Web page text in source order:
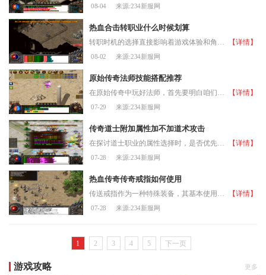
08-04 来源:234新服网
热血合击转职业什么时候划算
转职时机的选择直接影响着游戏体验和角色发展效率，合理的转职规划能够有效避免资源浪费和成长瓶颈。转职系统的核心在于当玩家的个人转生等级达到七转后，可以在左侧任务栏看 【详情】
08-02 来源:234新服网
原始传奇法师技能搭配推荐
在原始传奇中玩好法师，首先要明白咱们这个职业的核心定位是远程魔法输出，拥有强大的群体伤害能力。咱们的火球术作为初期主要输出手段，凝聚魔力发射火球能对单个敌人造成高 【详情】
07-29 来源:234新服网
传奇道士附加属性加不加道术攻击
在探讨道士职业的属性选择时，是否优先增加道术攻击属性是一个需要仔细权衡的问题。道术攻击直接影响道士的核心技能效果，包括灵魂火符的伤害输出、治愈术的生命恢复量以及施 【详情】
07-28 来源:234新服网
热血传奇传奇戒指如何使用
传送戒指作为一种特殊装备，其基本使用方法较为明确。玩家首先需要将传送戒指佩戴在角色的戒指栏位中，确保该位置未被其他装备占用。随后在游戏聊天框中输入特定的传送指令， 【详情】
07-28 来源:234新服网
1 2 3 4 5 下一页
游戏攻略 更多